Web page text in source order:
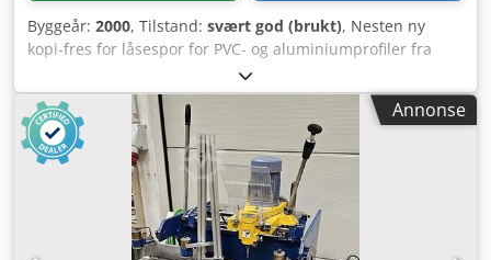
Byggeår: 2000, Tilstand: svært god (brukt), Nesten ny
kopi-fres for låsespor for PVC- og aluminiumprofiler fra
opplæringsverksted Spesielle egenskaper: Cedpfx Acoyrh
Ncjtorf - 3-sidet bearbeiding av ramme- og vingeprofiler i
én oppspenning for f.eks. profilsylinder, dørvriderhull,
låskasse - Utstyrt med 4 kopiruller for fleksibel og enkel
bruk av sjablonsystemet - Enkel innlegging av
profilstangen uten forstyrrende freseenheter - Manuell
dreieinnretning for profilstenger for 3-sidig bearbeiding -
Optimal bearbeidingskvalitet takket være konstruksjonen
Annonse